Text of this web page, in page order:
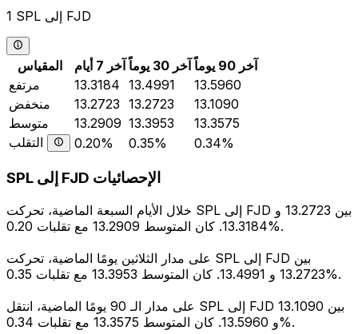
1 SPL إلى FJD
المقياس آخر 7 أيام آخر 30 يوماً
آخر 90 يوماً
مرتفع
13.3184 13.4991
13.5960
منخفض
13.2723 13.2723
13.1090
متوسط
13.2909 13.3953
13.3575
التقلب
0.20% 0.35% 0.34%
SPL إلى FJD الإحصائيات
خلال الأيام السبعة الماضية، تحركت SPL إلى FJD بين 13.2723 و
13.3184. كان المتوسط 13.2909 مع تقلبات 0.20%.
على مدار الثلاثين يومًا الماضية، تحركت SPL إلى FJD بين
13.2723 و 13.4991. كان المتوسط 13.3953 مع تقلبات 0.35%.
على مدار الـ 90 يومًا الماضية، انتقل SPL إلى FJD بين 13.1090
و 13.5960. كان المتوسط 13.3575 مع تقلبات 0.34%.